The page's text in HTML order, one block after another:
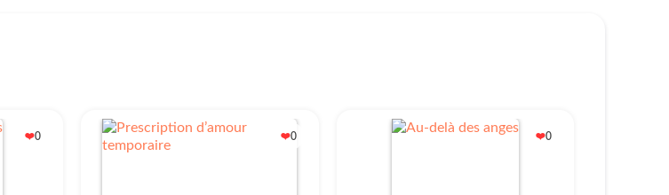
❤️0 ❤️0 ❤️0